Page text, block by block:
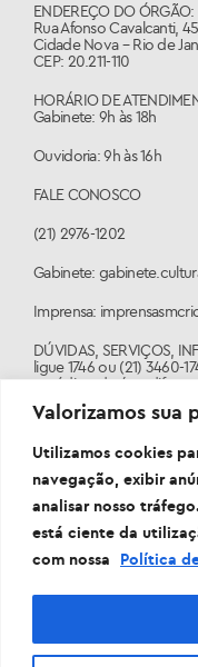
Valorizamos sua
Utilizamos cookies
navegação, exibir
analisar nosso
está ciente da
com nossa
Política
ENDEREÇO DO ÓRGÃO:
Rua Afonso Cavalcanti,
Cidade Nova – Rio de
CEP: 20.211-110
HORÁRIO DE
Gabinete: 9h às 18h
Ouvidoria: 9h às 16h
FALE CONOSCO
(21) 2976-1202
Gabinete:
Imprensa:
DÚVIDAS, SERVIÇOS,
ligue 1746 ou (21) 3460-
o código de área
PORTAL: